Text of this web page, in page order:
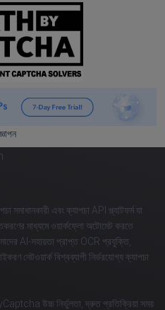
এবং ক্যাপচা API প্ল্যাটফর্ম যা
মাধ্যমে ওয়ার্কফ্লো অটোমেট করতে
AI-সহায়তা প্রাপ্ত OCR প্রযুক্তি,
নেটওয়ার্ক বিশ্বব্যাপী নির্ভরযোগ্য ক্যাপচা
উচ্চ নির্ভুলতা, দ্রুত প্রতিক্রিয়া সময়